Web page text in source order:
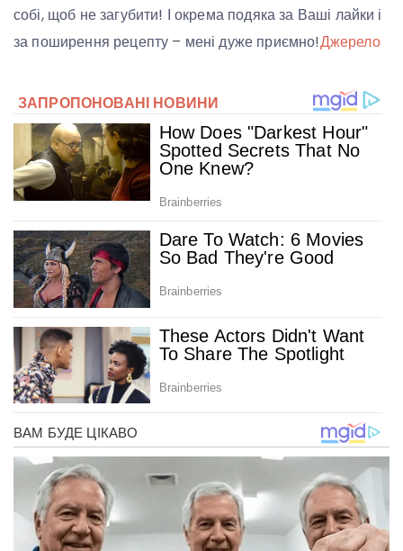
собі, щоб не загубити! І окрема подяка за Ваші лайки і
за поширення рецепту – мені дуже приємно!Джерело